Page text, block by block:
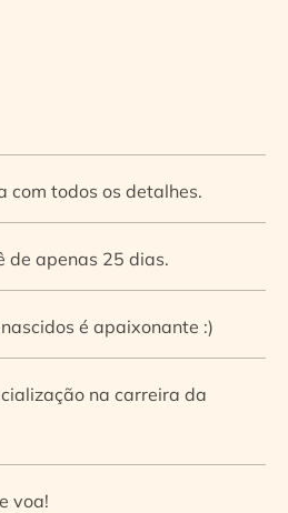
com todos os detalhes.
de apenas 25 dias.
é apaixonante :)
na carreira da
voa!